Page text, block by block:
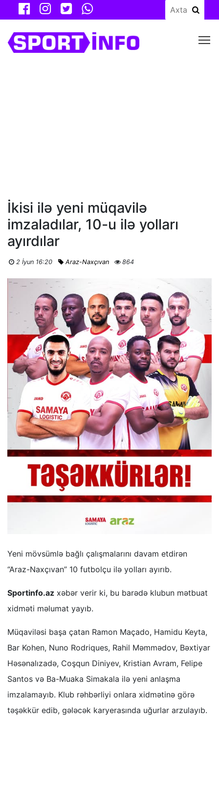
İkisi ilə yeni müqavilə
imzaladılar, 10-u ilə yolları
ayırdılar
2 İyun 16:20 Araz-Naxçıvan 864
Yeni mövsümlə bağlı çalışmalarını davam etdirən
“Araz-Naxçıvan” 10 futbolçu ilə yolları ayırıb.
Sportinfo.az xəbər verir ki, bu barədə klubun mətbuat
xidməti məlumat yayıb.
Müqaviləsi başa çatan Ramon Maçado, Hamidu Keyta,
Bar Kohen, Nuno Rodriques, Rahil Məmmədov, Bəxtiyar
Həsənalızadə, Coşqun Diniyev, Kristian Avram, Felipe
Santos və Ba-Muaka Simakala ilə yeni anlaşma
imzalamayıb. Klub rəhbərliyi onlara xidmətinə görə
təşəkkür edib, gələcək karyerasında uğurlar arzulayıb.